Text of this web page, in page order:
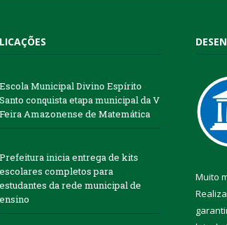
Escola Municipal Divino Espírito
Santo conquista etapa municipal da V
Feira Amazonense de Matemática
Prefeitura inicia entrega de kits
escolares completos para
estudantes da rede municipal de
ensino
Muito